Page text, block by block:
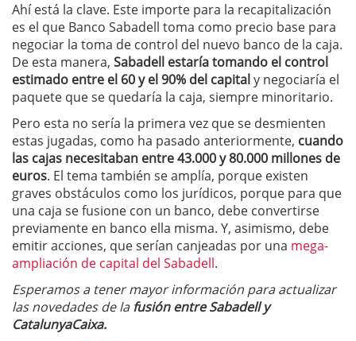
Ahí está la clave. Este importe para la recapitalización
es el que Banco Sabadell toma como precio base para
negociar la toma de control del nuevo banco de la caja.
De esta manera, Sabadell estaría tomando el control
estimado entre el 60 y el 90% del capitaly negociaría el
paquete que se quedaría la caja, siempre minoritario.
Pero esta no sería la primera vez que se desmienten
estas jugadas, como ha pasado anteriormente, cuando
las cajas necesitaban entre 43.000 y 80.000 millones de
euros. El tema también se amplía, porque existen
graves obstáculos como los jurídicos, porque para que
una caja se fusione con un banco, debe convertirse
previamente en banco ella misma. Y, asimismo, debe
emitir acciones, que serían canjeadas por una mega-
ampliación de capital del Sabadell.
Esperamos a tener mayor información para actualizar
las novedades de lafusión entre Sabadell y
CatalunyaCaixa.